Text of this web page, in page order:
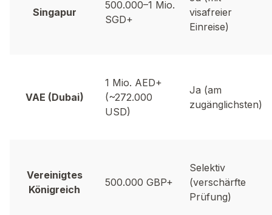
Singapur
500.000–1 Mio.
SGD+
visafreier
Einreise)
VAE (Dubai)
1 Mio. AED+
(~272.000
USD)
Ja (am
zugänglichsten)
Vereinigtes
Königreich
500.000 GBP+
Selektiv
(verschärfte
Prüfung)